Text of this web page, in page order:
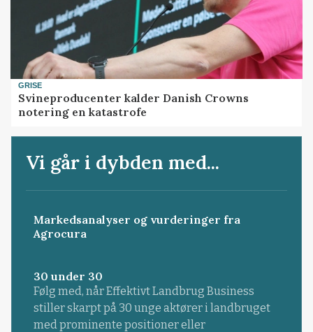
GRISE
Svineproducenter kalder Danish Crowns
notering en katastrofe
Vi går i dybden med...
Markedsanalyser og vurderinger fra
Agrocura
30 under 30
Følg med, når Effektivt Landbrug Business
stiller skarpt på 30 unge aktører i landbruget
med prominente positioner eller